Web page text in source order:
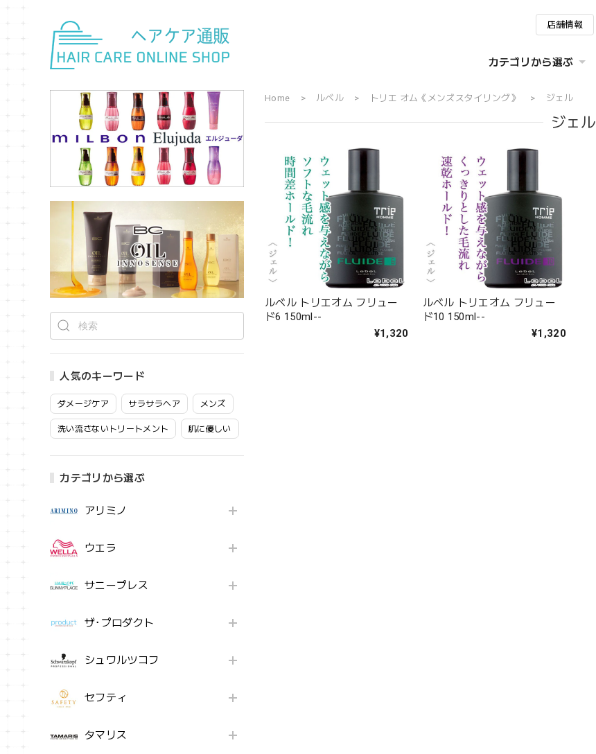
店舗情報
カテゴリから選ぶ
人気のキーワード
ダメージケア サラサラヘア メンズ
洗い流さないトリートメント 肌に優しい
カテゴリから選ぶ
アリミノ
ウエラ
サニープレス
ザ･プロダクト
シュワルツコフ
セフティ
タマリス
Home ルベル トリエ オム《メンズスタイリング》 ジェル
ジェル
ルベル トリエオム フリュー
ド6 150ml--
¥1,320
ルベル トリエオム フリュー
ド10 150ml--
¥1,320